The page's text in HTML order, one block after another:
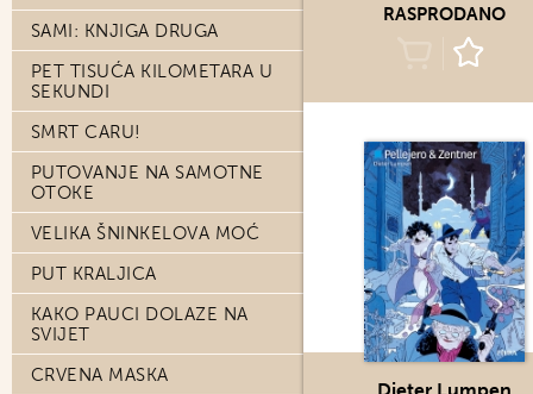
SAMI: KNJIGA DRUGA
PET TISUĆA KILOMETARA U
SEKUNDI
SMRT CARU!
PUTOVANJE NA SAMOTNE
OTOKE
VELIKA ŠNINKELOVA MOĆ
PUT KRALJICA
KAKO PAUCI DOLAZE NA
SVIJET
CRVENA MASKA
RASPRODANO